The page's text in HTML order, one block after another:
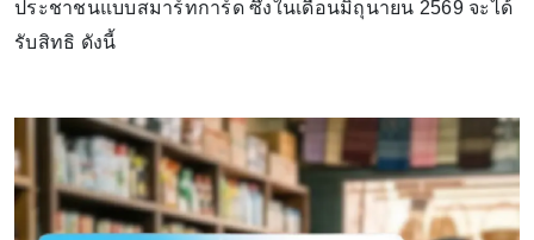
ประชาชนแบบสมาร์ทการ์ด ซึ่งในเดือนมิถุนายน 2569 จะได้
รับสิทธิ ดังนี้